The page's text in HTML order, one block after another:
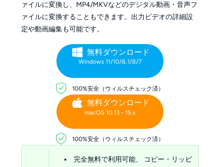
ァイルに変換し、MP4/MKVなどのデジタル動画・音声フ
ァイルに変換することもできます。出力ビデオの詳細設
定や動画編集も可能です。
無料ダウンロード
Windows 11/10/8.1/8/7
100%安全（ウィルスチェック済）
無料ダウンロード
macOS 10.13 - 15.x
100%安全（ウィルスチェック済）
完全無料で利用可能、 コピー・リッピ